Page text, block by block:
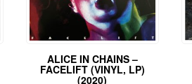
ALICE IN CHAINS –
FACELIFT (VINYL, LP)
(2020)